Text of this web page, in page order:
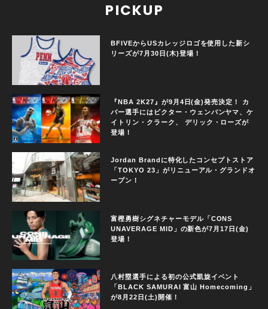
PICKUP
BFIVEからUSカレッジロゴを使用した新シ
リーズが7月30日(木)登場！
『NBA 2K27』が9月4日(金)発売決定！ カ
バー選手にはビクター・ウェンバンヤマ、ケ
イトリン・クラーク、 デリック・ローズが
登場！
Jordan Brandに特化したコンセプトストア
「TOKYO 23」がリニューアル・グランドオ
ープン！
富樫勇樹シグネチャーモデル「CONS
UNAVERAGE MID」の新色が7月17日(金)
登場！
八村塁選手による初の公式凱旋イベント
「BLACK SAMURAI 富山 Homecoming」
が8月22日(土)開催！